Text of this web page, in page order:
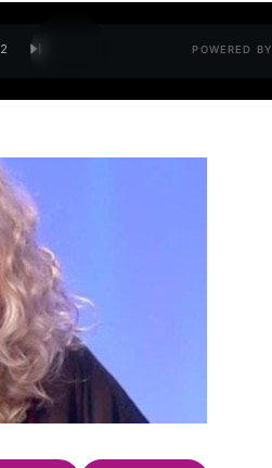
2 POWERED BY